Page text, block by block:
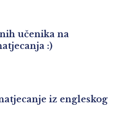
učenika na
:)
iz engleskog